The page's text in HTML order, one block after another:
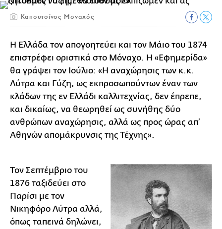
Καπουτσίνος Μοναχός
Η Ελλάδα τον απογοητεύει και τον Μάιο του 1874
επιστρέφει οριστικά στο Μόναχο. Η «Εφημερίδα»
θα γράψει τον Ιούλιο: «Η αναχώρησις των κ.κ.
Λύτρα και Γύζη, ως εκπροσωπούντων έναν των
κλάδων της εν Ελλάδι καλλιτεχνίας, δεν έπρεπε,
και δικαίως, να θεωρηθεί ως συνήθης δύο
ανθρώπων αναχώρησις, αλλά ως προς ώρας απ’
Αθηνών απομάκρυνσις της Τέχνης».
Τον Σεπτέμβριο του
1876 ταξιδεύει στο
Παρίσι με τον
Νικηφόρο Λύτρα αλλά,
όπως ταπεινά δηλώνει,